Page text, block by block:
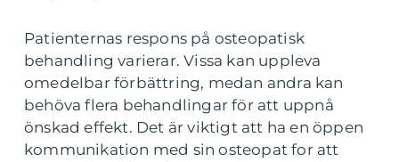
Patienternas respons på osteopatisk
behandling varierar. Vissa kan uppleva
omedelbar förbättring, medan andra kan
behöva flera behandlingar för att uppnå
önskad effekt. Det är viktigt att ha en öppen
kommunikation med sin osteopat for att